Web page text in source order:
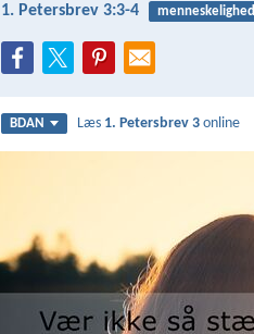
1. Petersbrev 3:3-4 menneskelighed
BDAN Læs 1. Petersbrev 3 online